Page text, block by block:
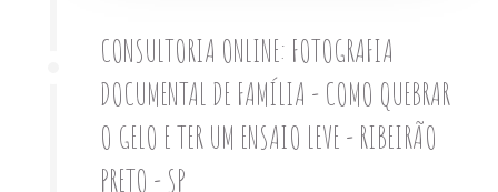
CONSULTORIA ONLINE: FOTOGRAFIA
DOCUMENTAL DE FAMÍLIA - COMO QUEBRAR
O GELO E TER UM ENSAIO LEVE - RIBEIRÃO
PRETO - SP